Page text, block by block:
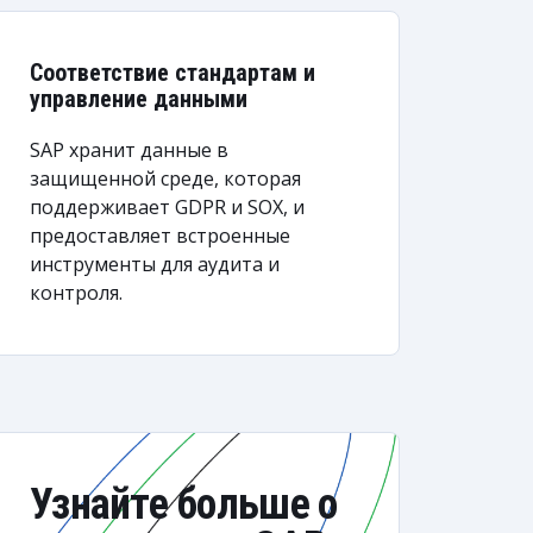
Соответствие стандартам и
управление данными
SAP хранит данные в
защищенной среде, которая
поддерживает GDPR и SOX, и
предоставляет встроенные
инструменты для аудита и
контроля.
Узнайте больше о